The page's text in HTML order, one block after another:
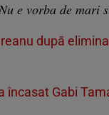
e vorba de mari
după
încasat Gabi